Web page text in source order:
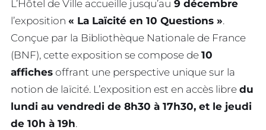
L’Hôtel de Ville accueille jusqu’au 9 décembre
l’exposition « La Laïcité en 10 Questions ».
Conçue par la Bibliothèque Nationale de France
(BNF), cette exposition se compose de 10
affiches offrant une perspective unique sur la
notion de laïcité. L’exposition est en accès libre du
lundi au vendredi de 8h30 à 17h30, et le jeudi
de 10h à 19h.